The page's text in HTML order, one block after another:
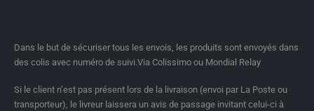
Dans le but de sécuriser tous les envois, les produits sont envoyés dans
des colis avec numéro de suivi.Via Colissimo ou Mondial Relay
Si le client n’est pas présent lors de la livraison (envoi par La Poste ou
transporteur), le livreur laissera un avis de passage invitant celui-ci à